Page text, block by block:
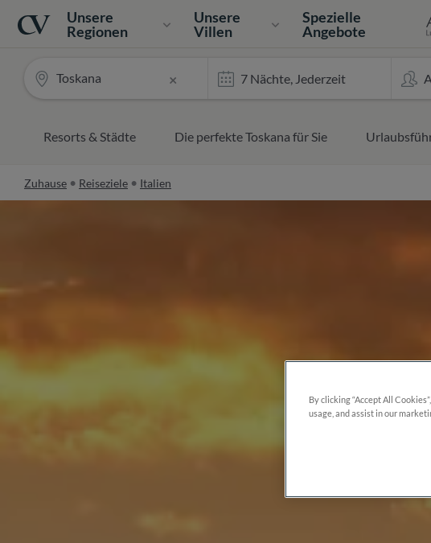
Navigation
Home
Unsere
Regionen
Unsere
Villen
Spezielle
Angebote
×
Toskana
Resorts & Städte Die perfekte Toskana für Sie
Zuhause Reiseziele Italien
By clicking “Accept All
usage, and assist in our